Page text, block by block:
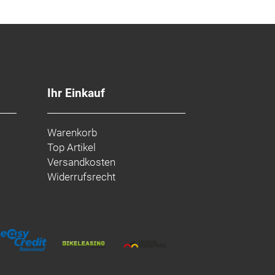
Ihr Einkauf
Warenkorb
Top Artikel
Versandkosten
Widerrufsrecht